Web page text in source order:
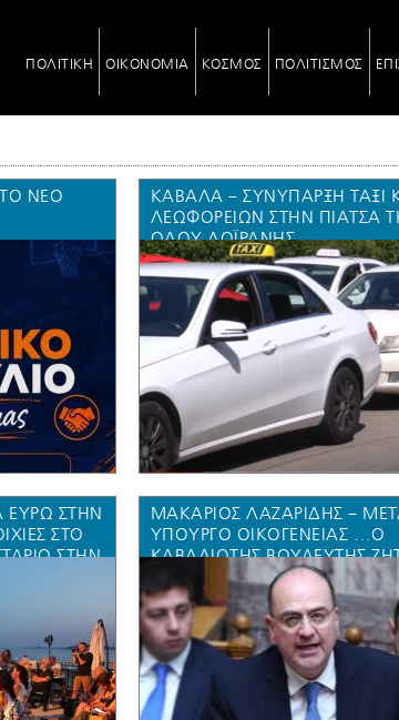
ΠΟΛΙΤΙΚΗ ΟΙΚΟΝΟΜΙΑ ΚΟΣΜΟΣ ΠΟΛΙΤΙΣΜΟΣ
ΤΟ ΝΈΟ
ΚΑΒΑΛΑ – ΣΥΝΎΠΑΡΞΗ ΤΑΞΊ
ΛΕΩΦΟΡΕΊΩΝ ΣΤΗΝ ΠΙΆΤΣΑ
ΟΔΟΎ ΔΟΪΡΆΝΗΣ
ΕΥΡΏ ΣΤΗΝ
ΣΤΟ
ΣΤΗΝ
ΘΕΑΤΈΣ
ΟΙ
5
ΜΑΚΑΡΙΟΣ ΛΑΖΑΡΙΔΗΣ –
ΥΠΟΥΡΓΌ ΟΙΚΟΓΈΝΕΙΑΣ …Ο
ΚΑΒΑΛΙΏΤΗΣ ΒΟΥΛΕΥΤΉΣ
ΚΑΙ ΤΏΡΑ ΝΑ ΔΟΘΟΎΝ
ΣΤΟΥΣ ΠΛΗΓΈΝΤΕΣ ΑΓΡΌΤΕΣ